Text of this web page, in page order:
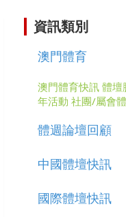
資訊類別
澳門體育
澳門體育快訊 體壇
年活動 社團/屬會
體週論壇回顧
中國體壇快訊
國際體壇快訊